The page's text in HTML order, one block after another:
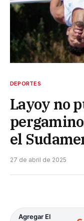
DEPORTES
Layoy no
el
27 de abril de 2025
Agregar El